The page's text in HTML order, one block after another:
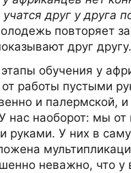
друг у друга
повторяет
друг другу.
обучения у
работы пустыми
и палермской,
нас наоборот: мы
руками. У них в
неважно, что у